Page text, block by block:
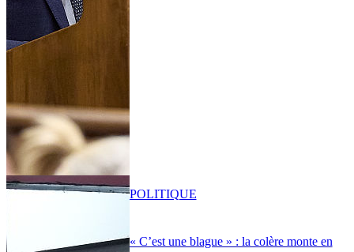
« C’est une blague » : la colère monte en
POLITIQUE